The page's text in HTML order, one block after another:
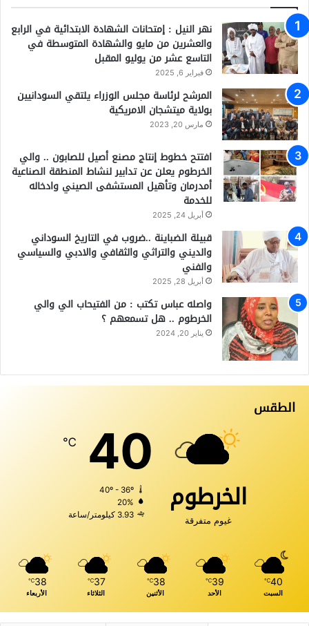
نهر النيل : إمتحانات الشهادة الابتدائية في الرابع
والعشرين من مايو والشهادة المتوسطة في
التاسع عشر من يوليو المقبل
فبراير 6, 2025
المرشح لرئاسة مجلس الوزراء يلتقي السودانيين
بولاية ميتشجان الامريكية
مارس 20, 2023
افتتح خطوط إنتاج مصنع أصيل للصابون .. والي
الخرطوم يعلن عن تدابير لنشاط المنطقة الصناعية
أمدرمان وتأهيل المستشفى الصيني وادخاله
للخدمة
أبريل 24, 2025
قبيلة الضباينة ..ضروب في التاريخ السوداني
والديني والتراثي والثقافي والادبي والسياسي
والفني
أبريل 28, 2025
واصله عباس تكتب : من الفتيحاب الي والي
الخرطوم .. هل تسمعهم ؟
يناير 20, 2024
الطقس
الخرطوم
غيوم متفرقة
40
℃
40º - 36º
20%
3.93 كيلومتر/ساعة
40
℃
السبت
39
℃
الأحد
38
℃
الأثنين
37
℃
الثلاثاء
38
℃
الأربعاء